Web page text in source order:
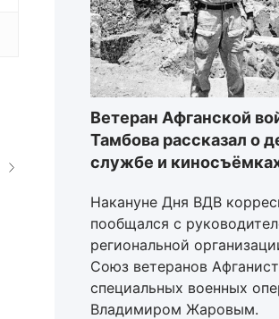
Ветеран Афганской
Тамбова рассказал о
службе и
Накануне Дня ВДВ
пообщался с
региональной
Союз ветеранов
специальных военных
Владимиром Жаровым.